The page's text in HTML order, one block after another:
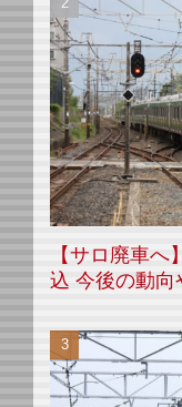
【サロ廃車
込 今後の動向